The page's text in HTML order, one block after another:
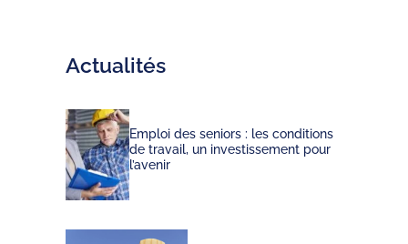
Actualités
Emploi des seniors : les conditions
de travail, un investissement pour
l’avenir